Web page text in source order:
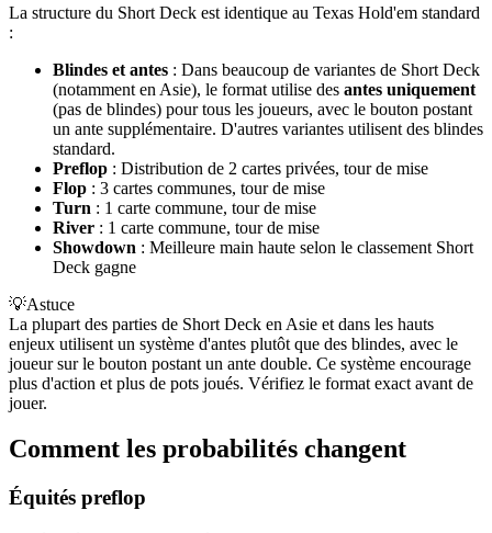
La structure du Short Deck est identique au Texas Hold'em standard
:
Blindes et antes : Dans beaucoup de variantes de Short Deck
(notamment en Asie), le format utilise des antes uniquement
(pas de blindes) pour tous les joueurs, avec le bouton postant
un ante supplémentaire. D'autres variantes utilisent des blindes
standard.
Preflop : Distribution de 2 cartes privées, tour de mise
Flop : 3 cartes communes, tour de mise
Turn : 1 carte commune, tour de mise
River : 1 carte commune, tour de mise
Showdown : Meilleure main haute selon le classement Short
Deck gagne
💡Astuce
La plupart des parties de Short Deck en Asie et dans les hauts
enjeux utilisent un système d'antes plutôt que des blindes, avec le
joueur sur le bouton postant un ante double. Ce système encourage
plus d'action et plus de pots joués. Vérifiez le format exact avant de
jouer.
Comment les probabilités changent
Équités preflop